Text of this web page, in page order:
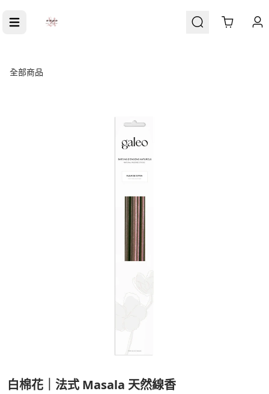
Cart
全部商品
白棉花｜法式 Masala 天然線香